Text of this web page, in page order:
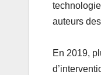
auteurs
En 2019,